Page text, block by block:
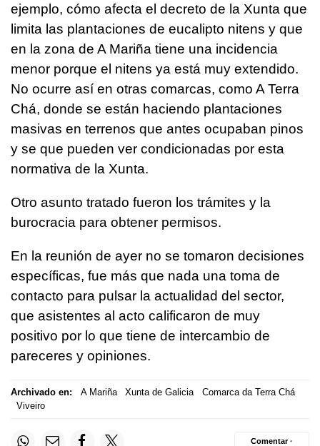
ejemplo, cómo afecta el decreto de la Xunta que
limita las plantaciones de eucalipto nitens y que
en la zona de A Mariña tiene una incidencia
menor porque el nitens ya está muy extendido.
No ocurre así en otras comarcas, como A Terra
Chá, donde se están haciendo plantaciones
masivas en terrenos que antes ocupaban pinos
y se que pueden ver condicionadas por esta
normativa de la Xunta.
Otro asunto tratado fueron los trámites y la
burocracia para obtener permisos.
En la reunión de ayer no se tomaron decisiones
específicas, fue más que nada una toma de
contacto para pulsar la actualidad del sector,
que asistentes al acto calificaron de muy
positivo por lo que tiene de intercambio de
pareceres y opiniones.
Archivado en: A Mariña Xunta de Galicia
Comarca da Terra Chá
Viveiro
Comentar ·